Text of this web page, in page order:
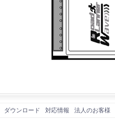
ダウンロード 対応情報 法人のお客様